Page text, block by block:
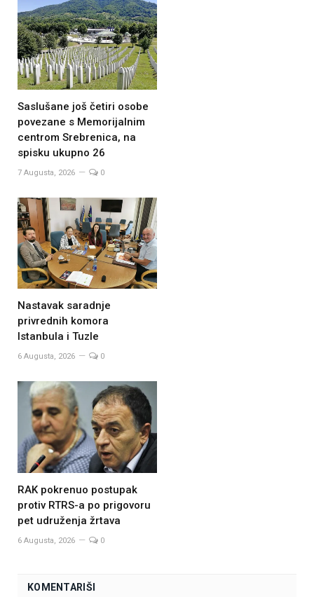
Saslušane još četiri osobe
povezane s Memorijalnim
centrom Srebrenica, na
spisku ukupno 26
7 Augusta, 2026 0
Nastavak saradnje
privrednih komora
Istanbula i Tuzle
6 Augusta, 2026 0
RAK pokrenuo postupak
protiv RTRS-a po prigovoru
pet udruženja žrtava
6 Augusta, 2026 0
KOMENTARIŠI